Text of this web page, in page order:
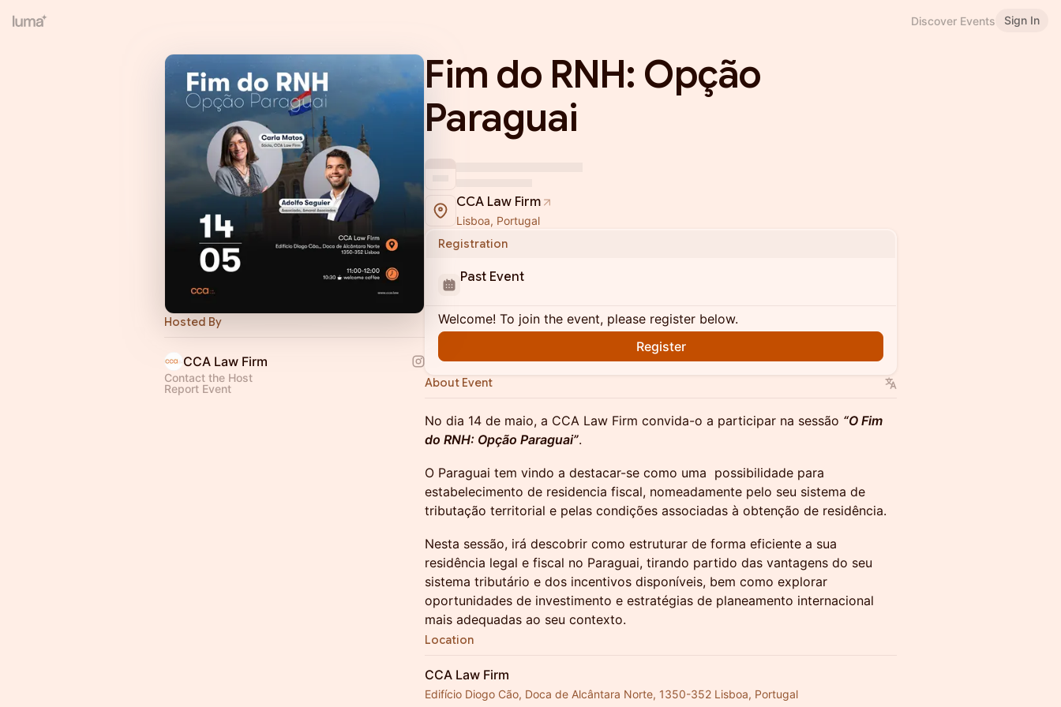
Discover Events Sign In
Hosted By
CCA Law Firm
Contact the Host
Report Event
Fim do RNH: Opção
Paraguai
CCA Law Firm
Lisboa, Portugal
Registration
Past Event
Welcome! To join the event, please register below.
Register
About Event
No dia 14 de maio, a CCA Law Firm convida-o a participar na sessão “O Fim
do RNH: Opção Paraguai”.
O Paraguai tem vindo a destacar-se como uma possibilidade para
estabelecimento de residencia fiscal, nomeadamente pelo seu sistema de
tributação territorial e pelas condições associadas à obtenção de residência.
Nesta sessão, irá descobrir como estruturar de forma eficiente a sua
residência legal e fiscal no Paraguai, tirando partido das vantagens do seu
sistema tributário e dos incentivos disponíveis, bem como explorar
oportunidades de investimento e estratégias de planeamento internacional
mais adequadas ao seu contexto.
Location
CCA Law Firm
Edifício Diogo Cão, Doca de Alcântara Norte, 1350-352 Lisboa, Portugal